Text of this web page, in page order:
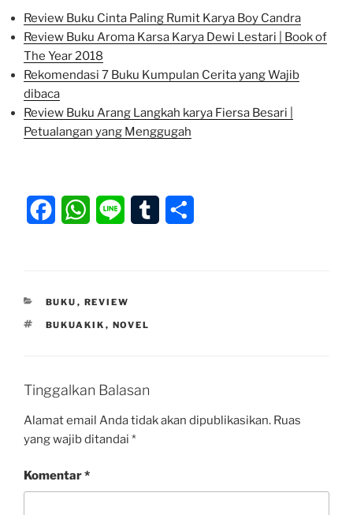
Review Buku Cinta Paling Rumit Karya Boy Candra
Review Buku Aroma Karsa Karya Dewi Lestari | Book of
The Year 2018
Rekomendasi 7 Buku Kumpulan Cerita yang Wajib
dibaca
Review Buku Arang Langkah karya Fiersa Besari |
Petualangan yang Menggugah
e
b
W
t
s
e
KATEGORI
BUKU , REVIEW
TAG
BUKUAKIK , NOVEL
Tinggalkan Balasan
Alamat email Anda tidak akan dipublikasikan. Ruas
yang wajib ditandai *
Komentar*